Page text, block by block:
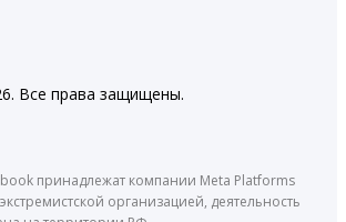
Все права защищены.
принадлежат компании Meta Platforms
организацией, деятельность